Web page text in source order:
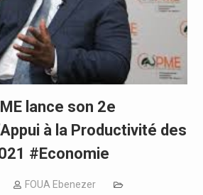
lance son 2e
à la Productivité des
#Economie
FOUA Ebenezer